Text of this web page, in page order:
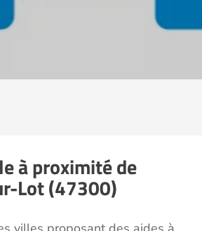
à proximité de
Lot (47300)